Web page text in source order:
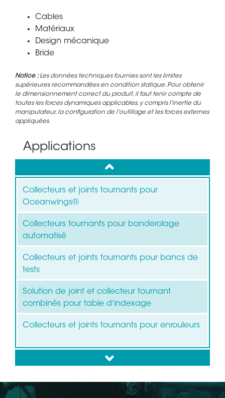
Cables
Matériaux
Design mécanique
Bride
Notice :Les données techniques fournies sont les limites
supérieures recommandées en condition statique. Pour obtenir
le dimensionnement correct du produit, il faut tenir compte de
toutes les forces dynamiques applicables, y compris l'inertie du
manipulateur, la configuration de l'outillage et les forces externes
appliquées.
Applications
up
Collecteurs et joints tournants pour
Oceanwings®
Collecteurs tournants pour banderolage
automatisé
Collecteurs et joints tournants pour bancs de
tests
Solution de joint et collecteur tournant
combinés pour table d'indexage
Collecteurs et joints tournants pour enrouleurs
Collecteurs tournants pour éoliennes
Collecteurs tournants pour machines
down